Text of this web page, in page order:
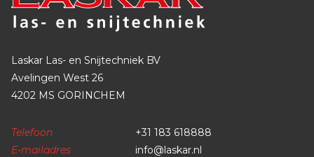
Laskar Las- en Snijtechniek BV
Avelingen West 26
4202 MS GORINCHEM
Telefoon
+31 183 618888
E-mailadres
info@laskar.nl